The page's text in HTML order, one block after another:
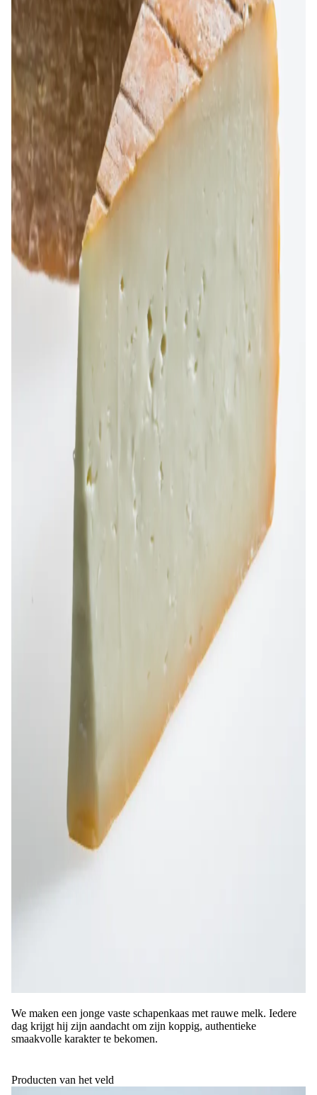
We maken een jonge vaste schapenkaas met rauwe melk. Iedere
dag krijgt hij zijn aandacht om zijn koppig, authentieke
smaakvolle karakter te bekomen.
Producten van het veld